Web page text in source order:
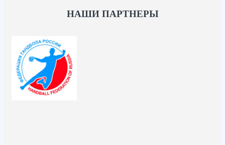
НАШИ ПАРТНЕРЫ